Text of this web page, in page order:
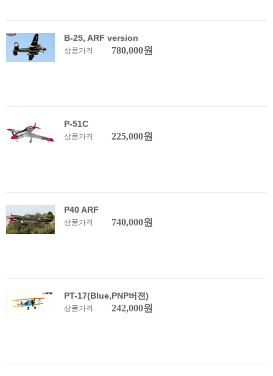
B-25, ARF version
상품가격 780,000원
P-51C
상품가격 225,000원
P40 ARF
상품가격 740,000원
PT-17(Blue,PNP버젼)
상품가격 242,000원